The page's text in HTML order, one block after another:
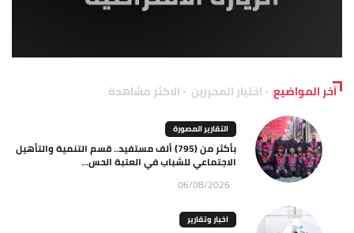
آخر المواضيع اختيار المحررين الاكثر مشاهدة
التقارير المصورة
بأكثر من (795) ألف مستفيد.. قسم التنمية والتأهيل
الاجتماعي للشباب في العتبة الحس...
06/08/2026
اخبار وتقارير